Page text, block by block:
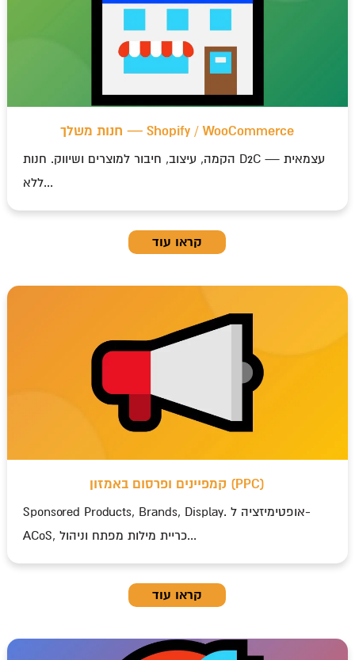
חנות משלך — Shopify / WooCommerce
הקמה, עיצוב, חיבור למוצרים ושיווק. חנות D2C עצמאית —
ללא...
קראו עוד
קמפיינים ופרסום באמזון (PPC)
Sponsored Products, Brands, Display. אופטימיזציה ל-
ACoS, כריית מילות מפתח וניהול...
קראו עוד